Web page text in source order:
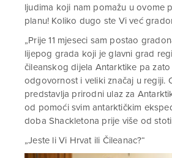
ljudima koji nam pomažu u ovome
planu! Koliko dugo ste Vi već
„Prije 11 mjeseci sam postao
lijepog grada koji je glavni grad
čileanskog dijela Antarktike pa
odgovornost i veliki značaj u regiji.
predstavlja prirodni ulaz za
od pomoći svim antarktičkim
doba Shackletona prije više od
„Jeste li Vi Hrvat ili Čileanac?“